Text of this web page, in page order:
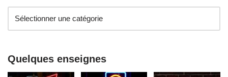
Quelques enseignes